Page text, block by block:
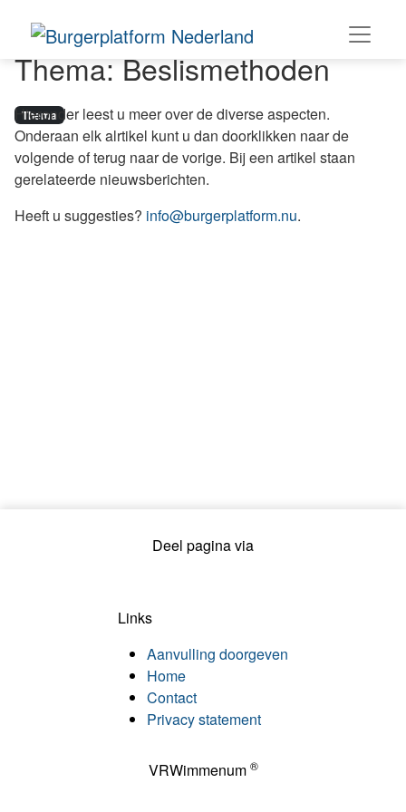
Thema: Beslismethoden
Thema
Hieronder leest u meer over de diverse aspecten.
Onderaan elk alrtikel kunt u dan doorklikken naar de
volgende of terug naar de vorige. Bij een artikel staan
gerelateerde nieuwsberichten.
Heeft u suggesties? info@burgerplatform.nu.
Deel pagina via
Links
Aanvulling doorgeven
Home
Contact
Privacy statement
VRWimmenum ®